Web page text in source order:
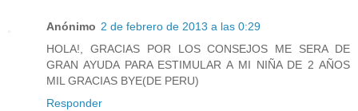
Anónimo 2 de febrero de 2013 a las 0:29
HOLA!, GRACIAS POR LOS CONSEJOS ME SERA DE
GRAN AYUDA PARA ESTIMULAR A MI NIÑA DE 2 AÑOS
MIL GRACIAS BYE(DE PERU)
Responder